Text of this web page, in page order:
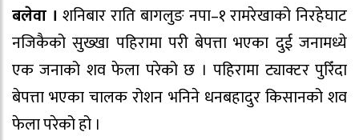
बलेवा । शनिबार राति बागलुङ नपा–१ रामरेखाको निरहेघाट
नजिकैको सुख्खा पहिरामा परी बेपत्ता भएका दुई जनामध्ये
एक जनाको शव फेला परेको छ । पहिरामा ट्याक्टर पुरिँदा
बेपत्ता भएका चालक रोशन भनिने धनबहादुर किसानको शव
फेला परेको हो ।